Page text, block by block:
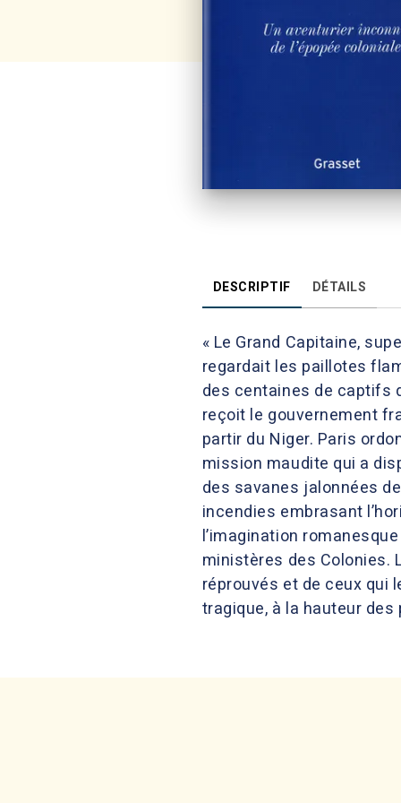
DESCRIPTIF DÉTAILS
« Le Grand Capitaine,
regardait les paillotes
des centaines de captifs
reçoit le gouvernement
partir du Niger. Paris
mission maudite qui a
des savanes jalonnées
incendies embrasant
l’imagination
ministères des Colonies.
réprouvés et de ceux qui
tragique, à la hauteur